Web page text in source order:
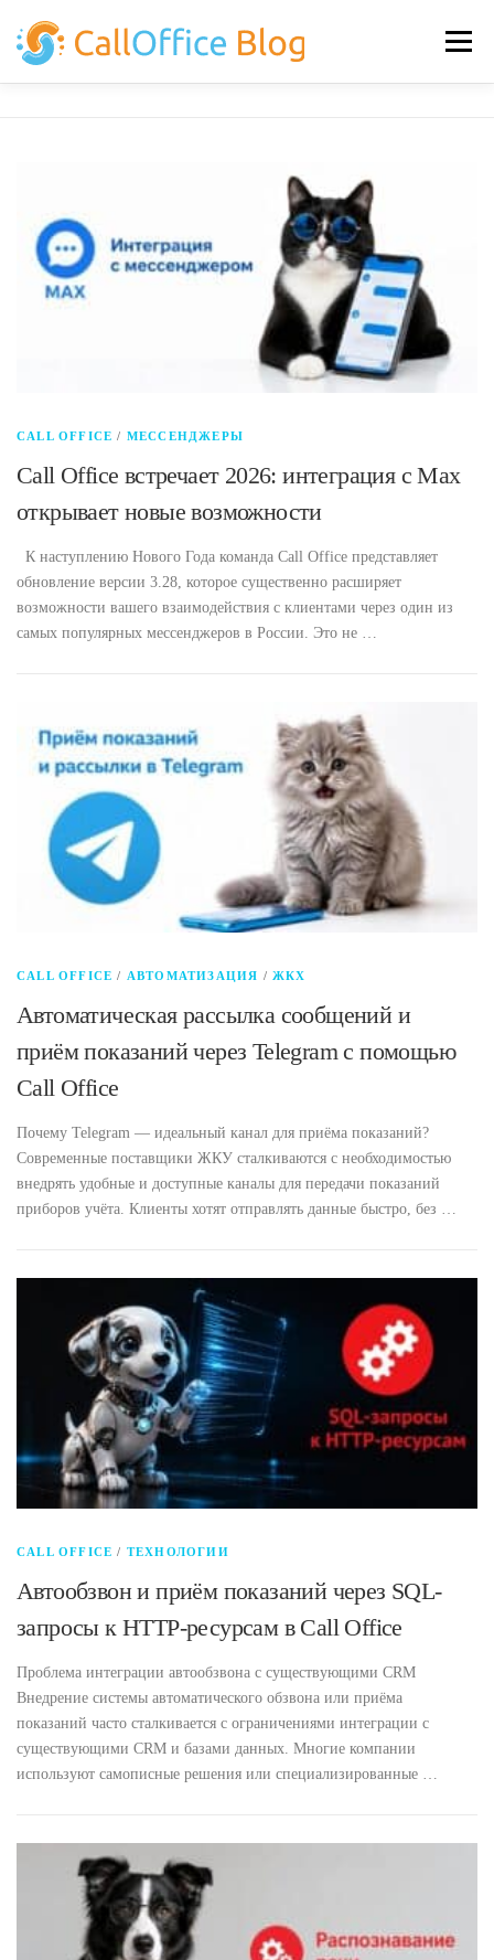
содержимому
Меню
CALL OFFICE / МЕССЕНДЖЕРЫ
Call Office встречает 2026: интеграция с Max
открывает новые возможности
К наступлению Нового Года команда Call Office представляет
обновление версии 3.28, которое существенно расширяет
возможности вашего взаимодействия с клиентами через один из
самых популярных мессенджеров в России. Это не …
CALL OFFICE / АВТОМАТИЗАЦИЯ /ЖКХ
Автоматическая рассылка сообщений и
приём показаний через Telegram с помощью
Call Office
Почему Telegram — идеальный канал для приёма показаний?
Современные поставщики ЖКУ сталкиваются с необходимостью
внедрять удобные и доступные каналы для передачи показаний
приборов учёта. Клиенты хотят отправлять данные быстро, без …
CALL OFFICE / ТЕХНОЛОГИИ
Автообзвон и приём показаний через SQL-
запросы к HTTP-ресурсам в Call Office
Проблема интеграции автообзвона с существующими CRM
Внедрение системы автоматического обзвона или приёма
показаний часто сталкивается с ограничениями интеграции с
существующими CRM и базами данных. Многие компании
используют самописные решения или специализированные …